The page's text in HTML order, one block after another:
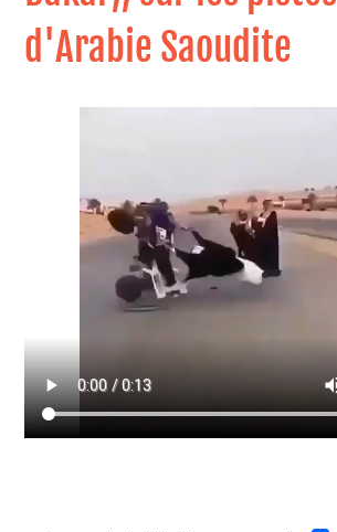
d'Arabie Saoudite